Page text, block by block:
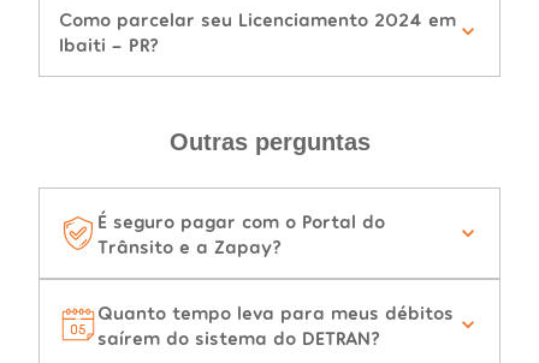
Como parcelar seu Licenciamento 2024 em
Ibaiti - PR?
Outras perguntas
É seguro pagar com o Portal do
Trânsito e a Zapay?
Quanto tempo leva para meus débitos
saírem do sistema do DETRAN?